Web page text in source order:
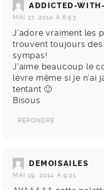
ADDICTED-
MAI 17, 2014 À 6:53
J’adore vraiment les
trouvent toujours
sympas!
J’aime beaucoup le
lèvre même si je n’ai
tentant 🙂
Bisous
RÉPONDRE
DEMOISAILES
MAI 19, 2014 À 9:21